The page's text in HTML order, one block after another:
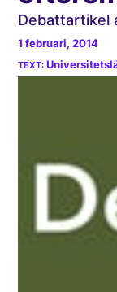
Debattartikel
1 februari, 2014